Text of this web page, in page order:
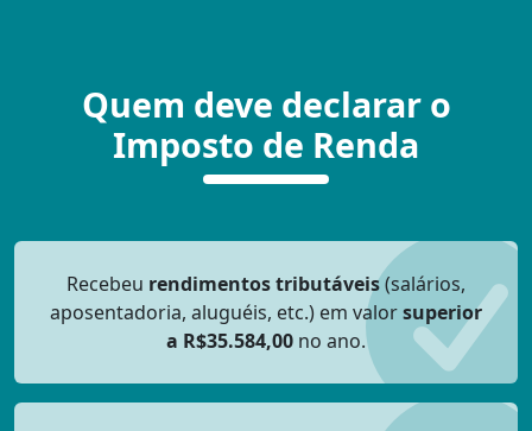
Quem deve declarar o
Imposto de Renda
Recebeu rendimentos tributáveis(salários,
aposentadoria, aluguéis, etc.) em valorsuperior
a R$35.584,00 no ano.